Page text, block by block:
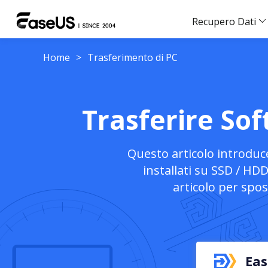
Recupero Dati
Home > Trasferimento di PC
Trasferire
Questo articolo
installati su SSD /
articolo per